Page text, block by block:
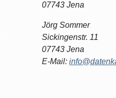
07743 Jena
Jörg Sommer
Sickingenstr. 11
07743 Jena
E-Mail: